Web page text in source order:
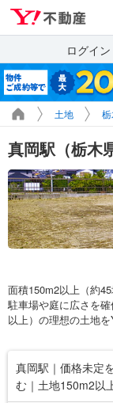
ログイン
土地
真岡駅（栃木
面積150m2以上（約
駐車場や庭に広さを
以上）の理想の土地を
真岡駅｜価格未定
む｜土地150m2以